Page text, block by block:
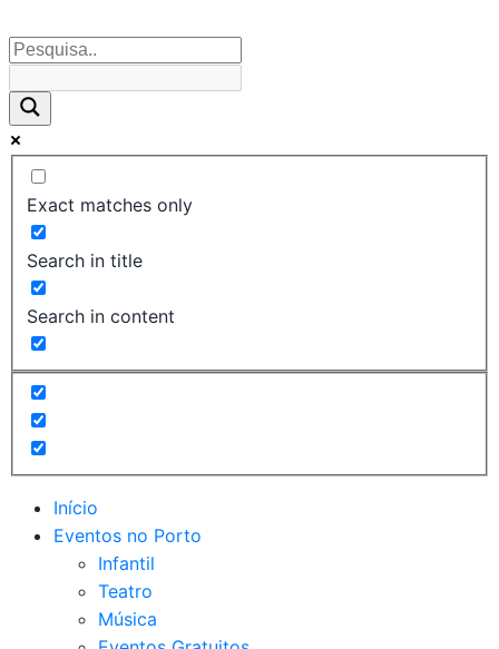
Exact matches only
Search in title
Search in content
Início
Eventos no Porto
Infantil
Teatro
Música